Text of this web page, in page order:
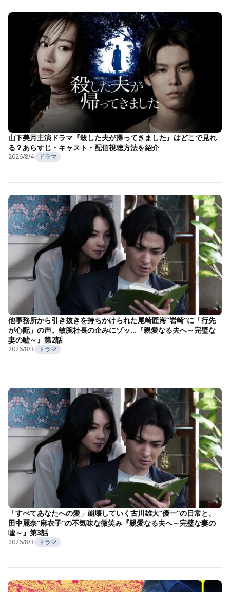
山下美月主演ドラマ『殺した夫が帰ってきました』はどこで見れ
る？あらすじ・キャスト・配信視聴方法を紹介
2026/8/4 ドラマ
他事務所から引き抜きを持ちかけられた尾崎匠海“岩崎”に「行先
が心配」の声。敏腕社長の企みにゾッ…『親愛なる夫へ～完璧な
妻の嘘～』第2話
2026/8/3 ドラマ
「すべてあなたへの愛」崩壊していく古川雄大“優一”の日常と、
田中麗奈“麻衣子”の不気味な微笑み『親愛なる夫へ～完璧な妻の
嘘～』第3話
2026/8/3 ドラマ